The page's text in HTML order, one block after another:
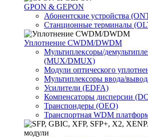
GPON & GEPON
Абонентские устройства
Станционные терминалы
Уплотнение CWDM/DWDM
Мультиплексоры/
(MUX/DMUX)
Модули оптического
Мультиплексоры ввода/
Усилители (EDFA)
Компенсаторы дисперсии
Транспондеры (OEO)
Транспортная WDM